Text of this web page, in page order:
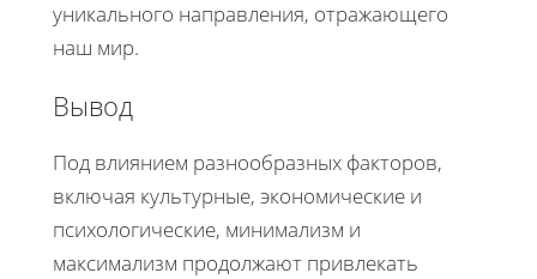
уникального направления, отражающего
наш мир.
Вывод
Под влиянием разнообразных факторов,
включая культурные, экономические и
психологические, минимализм и
максимализм продолжают привлекать